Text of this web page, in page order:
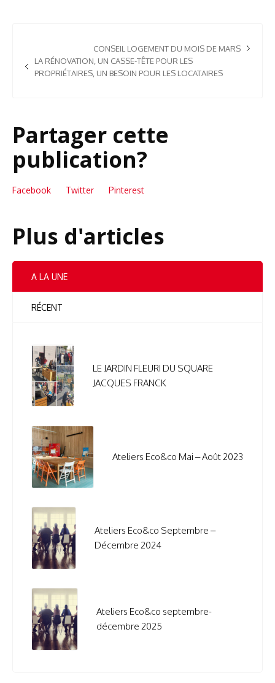
CONSEIL LOGEMENT DU MOIS DE MARS
LA RÉNOVATION, UN CASSE-TÊTE POUR LES
PROPRIÉTAIRES, UN BESOIN POUR LES LOCATAIRES
Partager cette
publication?
Facebook Twitter Pinterest
Plus d'articles
A LA UNE
RÉCENT
LE JARDIN FLEURI DU SQUARE
JACQUES FRANCK
Ateliers Eco&co Mai – Août 2023
Ateliers Eco&co Septembre –
Décembre 2024
Ateliers Eco&co septembre-
décembre 2025